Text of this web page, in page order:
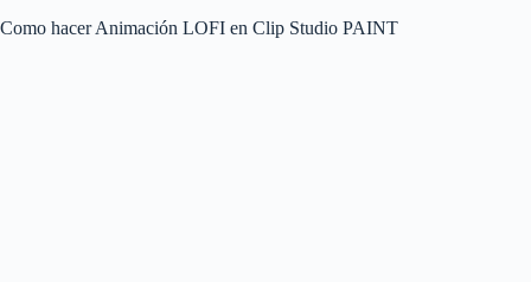
Como hacer Animación LOFI en Clip Studio PAINT